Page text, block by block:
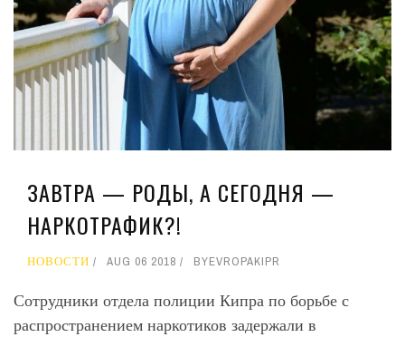
ЗАВТРА — РОДЫ, А СЕГОДНЯ —
НАРКОТРАФИК?!
НОВОСТИ AUG 06 2018 BYEVROPAKIPR
Сотрудники отдела полиции Кипра по борьбе с
распространением наркотиков задержали в